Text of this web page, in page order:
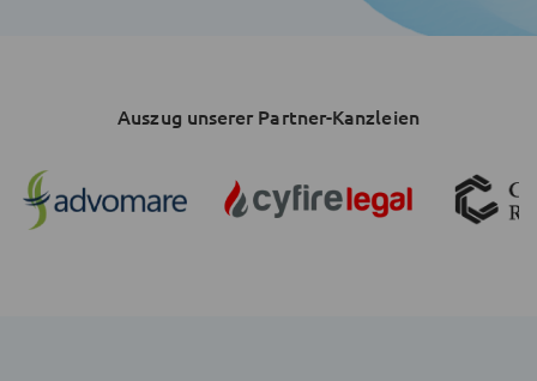
Auszug unserer Partner-Kanzleien